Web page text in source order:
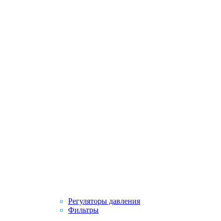
Регуляторы давления
Фильтры